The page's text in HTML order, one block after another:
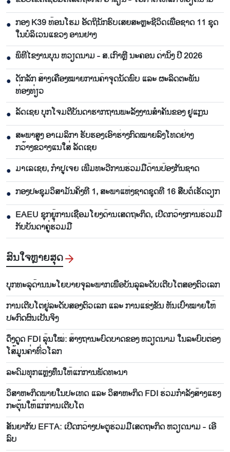
● ກອງ K39 ທ້ອນໂຮມ ອັດຖິນັກຮົບເສຍສະຫຼະຊີວິດເພື່ອຊາດ 11 ຊຸດ
ໃນບໍລິເວນແຂວງ ອານຢາງ
● ພິທີໄຂງານບຸນ ຫວຽດນາມ - ສ.ເກົາຫຼີ ນະຄອນ ດ່ານັ້ງ ປີ 2026
● ດັກລັກ ສ້າງເຄື່ອງໝາຍການຄ້າຈຸດນັດພົບ ແລະ ຜະລິດຕະພັນ
ທ່ອງທ່ຽວ
● ລັດເຊຍ ບຸກໂຈມຕີບັນດາຮາກຖານພະລັງງານສຳຄັນຂອງ ຢູແກຼນ
● ສະພາສູງ ອາເມລິກາ ຮັບຮອງເອົາຮ່າງກົດໝາຍລົງໂທດຢ່າງ
ກວ້າງຂວາງແນໃສ່ ລັດເຊຍ
● ມາເລເຊຍ, ກຳປູເຈຍ ເພີ່ມທະວີການຮ່ວມມືດ້ານປ້ອງກັນຊາດ
● ກອງປະຊຸມວິສາມັນຄັ້ງທີ 1, ສະພາແຫ່ງຊາດຊຸດທີ 16 ສືບຕໍ່ເຮັດວຽກ
● EAEU ຊຸກຍູ້ການເຊື່ອມໂຍງດ້ານເສດຖະກິດ, ເປີດກວ້າງການຮ່ວມມື
ກັບບັນດາຄູ່ຮ່ວມມື
ສົນ​ໃຈ​ຫຼາຍ​ສຸດ
ບຸກ​ທະ​ລຸດ້ານນະ​ໂຍ​ບາຍ​ຈຸ​ລະ​ພາກ​ເພື່ອ​ບັນ​ລຸ​ລະ​ດັບ​ເຕີບ​ໂຕ​​ສອງ​ຕົວ​ເລກ
ການ​ເຕີ​ບ​ໂຕ​ຢູ່​ລະ​ດັບ​ສອງ​ຕົວ​ເລກ ແລະ ການ​ແຂ່ງ​ຂັນ ​ຫັ​ນ​ເປົ້າ​ໝາຍ​ໃຫ້​
ປະ​ກົດ​ຜົນ​ເປັນ​ຈິງ
ດຶງ​ດູດ FDI ລຸ້ນ​ໃໝ່: ສ້າງ​ຖາ​ນະ​ບົດ​ບາດຂອງ ຫວຽດ​ນາມ ໃນ​ລະ​ບົບ​​ຕ່ອງ​
ໂສ້ມູນ​ຄ່າ​ທົ່ວ​ໂລກ
ລະ​ດົມ​ທຸກ​ແຫຼ່ງ​ທຶນ​ໃຫ້ແກ່​ການ​ພັດ​ທະ​ນາ
ວິ​ສາ​ຫະ​ກິດພາຍ​ໃນ​ປະ​ເທດ ແລະ ວິ​ສາ​ຫະ​ກິດ FDI ຮ່ວມ​ກຳ​ລັງ​ສ້າງ​ແຮງ​
ກະຕຸ້ນໃຫ້​ແກ່​ການ​ເຕີບ​ໂຕ
ສັນ​ຍາ​ກັບ EFTA: ເປີດ​ກວ້າງ​ປະ​ຕູ​ຮ່ວມ​ມື​ເສດ​ຖະ​ກິດ ຫວຽດ​ນາມ - ເອີ​
ລົບ